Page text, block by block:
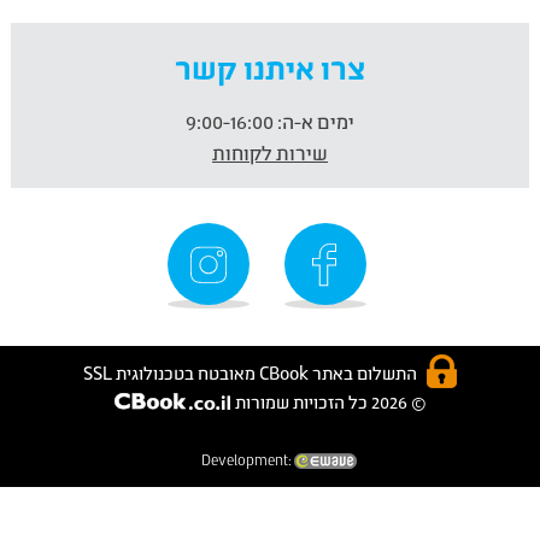
צרו איתנו קשר
ימים א-ה:
שירות לקוחות
התשלום באתר CBook מאובטח בטכנולוגית SSL
© 2026 כל הזכויות שמורות
Development: